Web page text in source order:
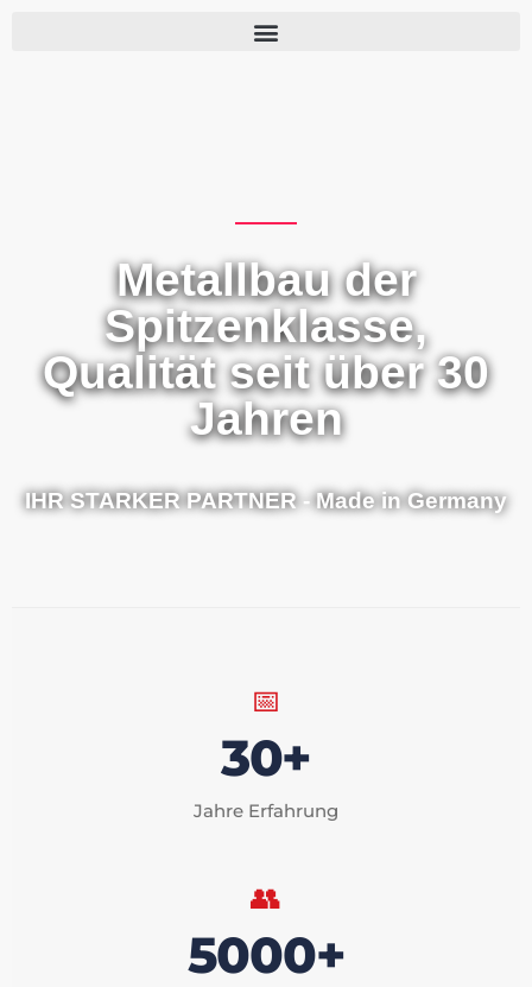
Metallbau der
Spitzenklasse,
Qualität seit über 30
Jahren
IHR STARKER PARTNER - Made in Germany
📅
30+
Jahre Erfahrung
👥
5000+